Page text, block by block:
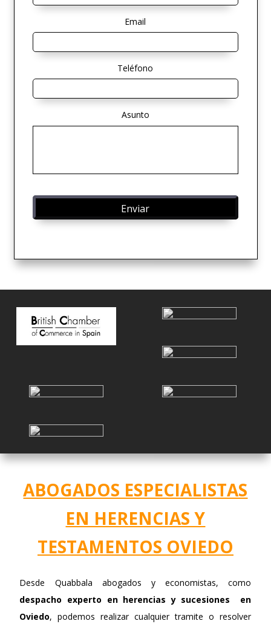
Email
Teléfono
Asunto
ABOGADOS ESPECIALISTAS
EN HERENCIAS Y
TESTAMENTOS OVIEDO
Desde Quabbala abogados y economistas, como
despacho experto en herencias y sucesiones en
Oviedo, podemos realizar cualquier tramite o resolver